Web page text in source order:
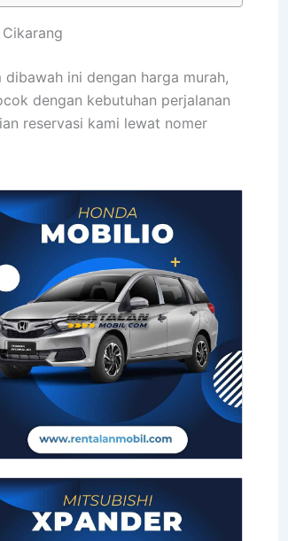
ini dengan harga murah,
dengan kebutuhan perjalanan
reservasi kami lewat nomer